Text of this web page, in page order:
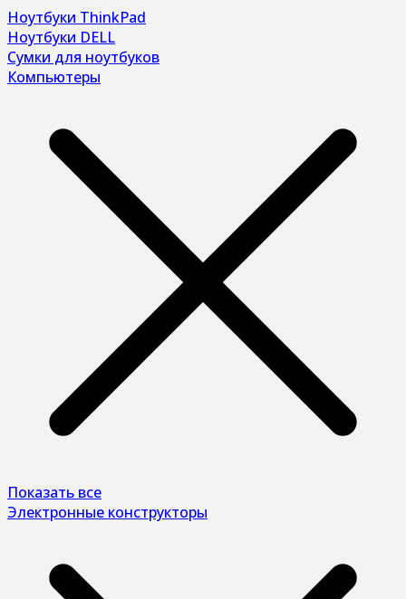
Ноутбуки ThinkPad
Ноутбуки DELL
Сумки для ноутбуков
Компьютеры
Показать все
Электронные конструкторы